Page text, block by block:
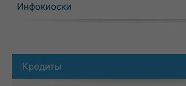
Инфокиоски
Кредиты